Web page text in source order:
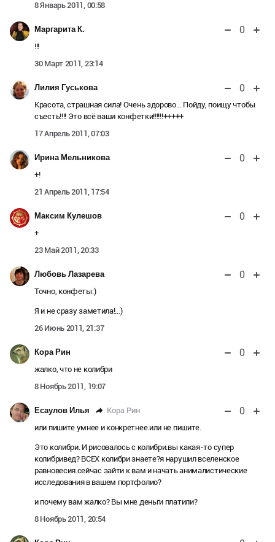
8 Январь 2011, 00:58
Маргарита К. 0
!!!
30 Март 2011, 23:14
Лилия Гуськова 0
Красота, страшная сила! Очень здорово… Пойду, поищу чтобы
съесть!!!! Это всё ваши конфетки!!!!!!+++++
17 Апрель 2011, 07:03
Ирина Мельникова 0
+!
21 Апрель 2011, 17:54
Максим Кулешов 0
+
23 Май 2011, 20:33
Любовь Лазарева 0
Точно, конфеты:)
Я и не сразу заметила!…)
26 Июнь 2011, 21:37
Кора Рин 0
жалко, что не колибри
8 Ноябрь 2011, 19:07
Есаулов Илья Кора Рин 0
или пишите умнее и конкретнее.или не пишите.
Это колибри. И рисовалось с колибри.вы какая-то супер
колибривед? ВСЕХ колибри знаете?я нарушил вселенское
равновесия.сейчас зайти к вам и начать анималистические
исследования в вашем портфолио?
и почему вам жалко? Вы мне деньги платили?
8 Ноябрь 2011, 20:54